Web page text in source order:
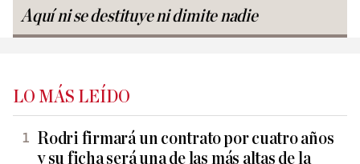
Aquí ni se destituye ni dimite nadie
LO MÁS LEÍDO
Rodri firmará un contrato por cuatro años
y su ficha será una de las más altas de la